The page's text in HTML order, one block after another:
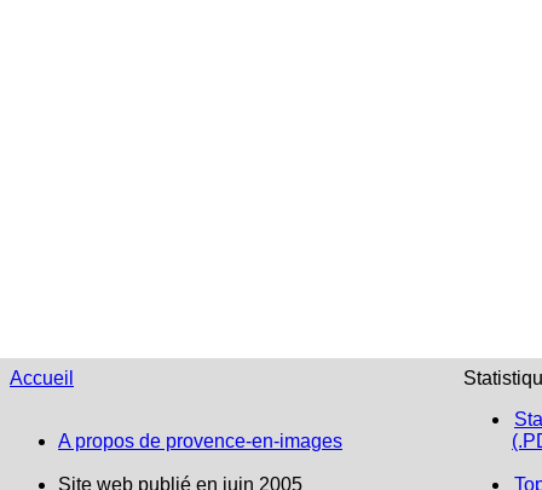
Accueil
A propos de provence-en-images
Site web publié en juin 2005